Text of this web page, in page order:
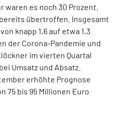
waren es noch 30 Prozent.
übertroffen. Insgesamt
knapp 1,6 auf etwa 1,3
der Corona-Pandemie und
im vierten Quartal
Umsatz und Absatz.
erhöhte Prognose
75 bis 95 Millionen Euro